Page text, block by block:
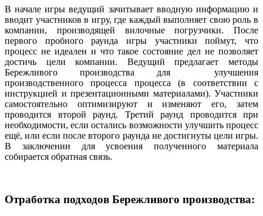
В начале игры ведущий зачитывает вводную информацию и
вводит участников в игру, где каждый выполняет свою роль в
компании, производящей вилочные погрузчики. После
первого пробного раунда игры участники поймут, что
процесс не идеален и что такое состояние дел не позволяет
достичь цели компании. Ведущий предлагает методы
Бережливого производства для улучшения
производственного процесса процесса (в соответствии с
инструкцией и презентационными материалами). Участники
самостоятельно оптимизируют и изменяют его, затем
проводится второй раунд. Третий раунд проводится при
необходимости, если остались возможности улучшить процесс
ещё, или если после второго раунда не достигнуты цели игры.
В заключении для усвоения полученного материала
собирается обратная связь.
Отработка подходов Бережливого производства: